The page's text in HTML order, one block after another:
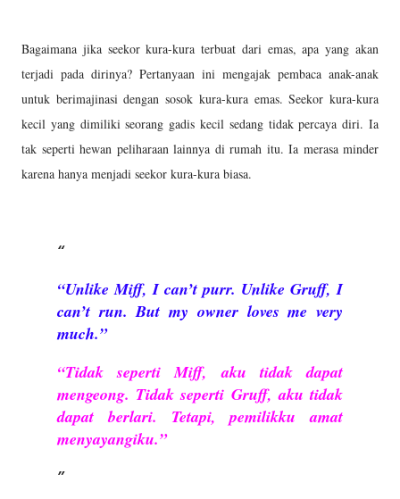
Bagaimana jika seekor kura-kura terbuat dari emas, apa yang akan
terjadi pada dirinya? Pertanyaan ini mengajak pembaca anak-anak
untuk berimajinasi dengan sosok kura-kura emas. Seekor kura-kura
kecil yang dimiliki seorang gadis kecil sedang tidak percaya diri. Ia
tak seperti hewan peliharaan lainnya di rumah itu. Ia merasa minder
karena hanya menjadi seekor kura-kura biasa.
“Unlike Miff, I can’t purr. Unlike Gruff, I
can’t run. But my owner loves me very
much.”
“Tidak seperti Miff, aku tidak dapat
mengeong. Tidak seperti Gruff, aku tidak
dapat berlari. Tetapi, pemilikku amat
menyayangiku.”